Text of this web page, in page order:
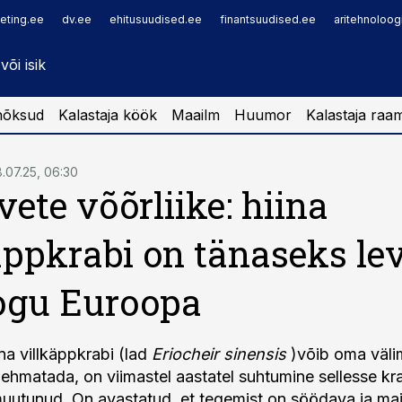
dv.ee ehitusuudised.ee finantsuudised.ee
Kalastaja köök Maailm Huumor Kalastaja
06:30
võõrliike: hiina
on tänaseks
Euroopa
villkäppkrabi (lad Eriocheir sinensis)võib oma
on viimastel aastatel suhtumine sellesse